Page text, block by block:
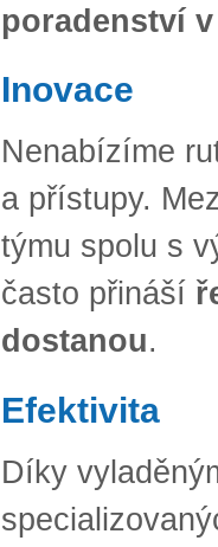
poradenství v
Inovace
Nenabízíme
a přístupy.
týmu spolu s
často přináší
dostanou.
Efektivita
Díky